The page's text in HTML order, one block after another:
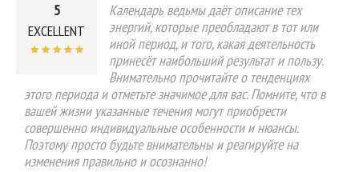
5
EXCELLENT
Календарь ведьмы даёт описание тех
энергий, которые преобладают в тот или
иной период, и того, какая деятельность
принесёт наибольший результат и пользу.
Внимательно прочитайте о тенденциях
этого периода и отметьте значимое для вас. Помните, что в
вашей жизни указанные течения могут приобрести
совершенно индивидуальные особенности и нюансы.
Поэтому просто будьте внимательны и реагируйте на
изменения правильно и осознанно!